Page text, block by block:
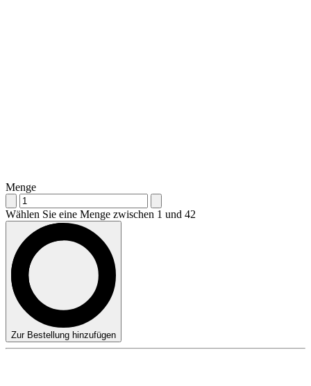
Menge
Wählen Sie eine Menge zwischen 1 und 42
Zur Bestellung hinzufügen